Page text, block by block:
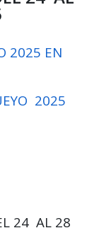
2025 EN
2025
24 AL 28